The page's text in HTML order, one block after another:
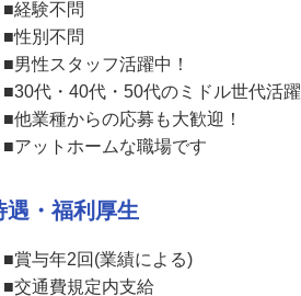
■経験者優遇
■経験不問
■性別不問
■男性スタッフ活躍中！
■30代・40代・50代のミドル世代活
■他業種からの応募も大歓迎！
待遇・福利厚生